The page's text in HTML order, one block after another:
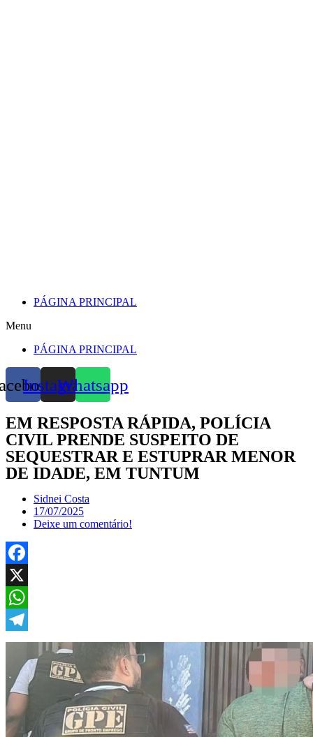
PÁGINA PRINCIPAL
Menu
PÁGINA PRINCIPAL
InstagramWhatsapp
EM RESPOSTA RÁPIDA, POLÍCIA
CIVIL PRENDE SUSPEITO DE
SEQUESTRAR E ESTUPRAR MENOR
DE IDADE, EM TUNTUM
Sidnei Costa
17/07/2025
Deixe um comentário!
Facebook
X
WhatsApp
Telegram